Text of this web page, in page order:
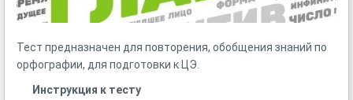
Тест предназначен для повторения, обобщения знаний по
орфографии, для подготовки к ЦЭ.
Инструкция к тесту